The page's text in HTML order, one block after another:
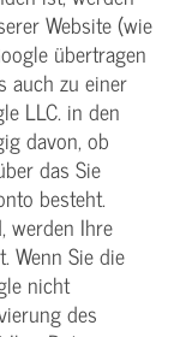
Website (wie
übertragen
auch zu einer
LLC. in den
davon, ob
das Sie
besteht.
werden Ihre
Wenn Sie die
nicht
des